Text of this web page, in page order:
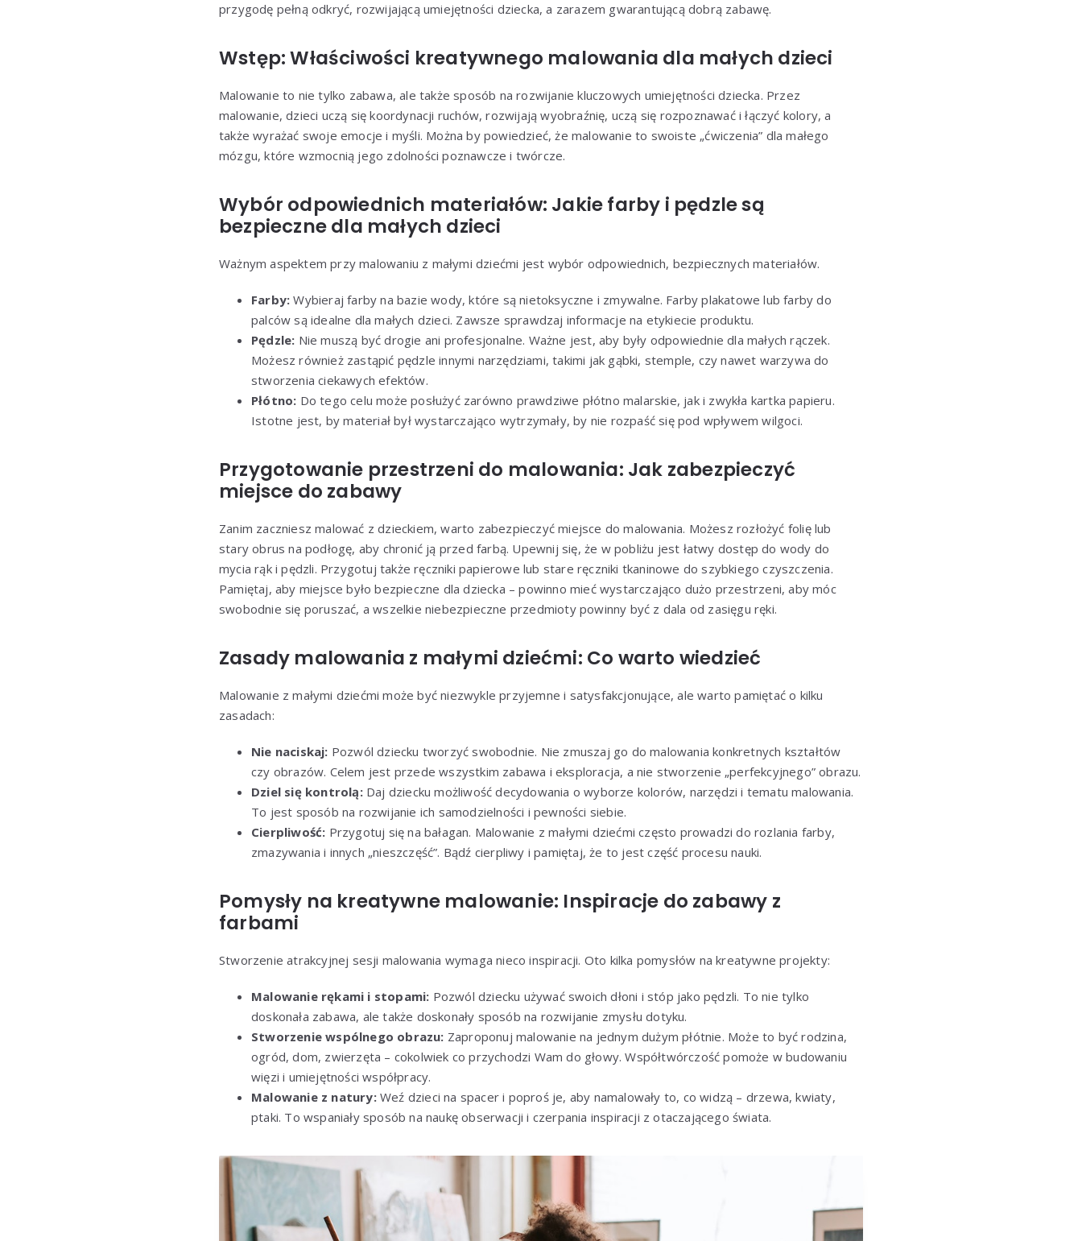
przygodę pełną odkryć, rozwijającą umiejętności dziecka, a zarazem gwarantującą dobrą zabawę.
Wstęp: Właściwości kreatywnego malowania dla małych dzieci
Malowanie to nie tylko zabawa, ale także sposób na rozwijanie kluczowych umiejętności dziecka. Przez
malowanie, dzieci uczą się koordynacji ruchów, rozwijają wyobraźnię, uczą się rozpoznawać i łączyć kolory, a
także wyrażać swoje emocje i myśli. Można by powiedzieć, że malowanie to swoiste „ćwiczenia” dla małego
mózgu, które wzmocnią jego zdolności poznawcze i twórcze.
Wybór odpowiednich materiałów: Jakie farby i pędzle są
bezpieczne dla małych dzieci
Ważnym aspektem przy malowaniu z małymi dziećmi jest wybór odpowiednich, bezpiecznych materiałów.
Farby: Wybieraj farby na bazie wody, które są nietoksyczne i zmywalne. Farby plakatowe lub farby do
palców są idealne dla małych dzieci. Zawsze sprawdzaj informacje na etykiecie produktu.
Pędzle: Nie muszą być drogie ani profesjonalne. Ważne jest, aby były odpowiednie dla małych rączek.
Możesz również zastąpić pędzle innymi narzędziami, takimi jak gąbki, stemple, czy nawet warzywa do
stworzenia ciekawych efektów.
Płótno: Do tego celu może posłużyć zarówno prawdziwe płótno malarskie, jak i zwykła kartka papieru.
Istotne jest, by materiał był wystarczająco wytrzymały, by nie rozpaść się pod wpływem wilgoci.
Przygotowanie przestrzeni do malowania: Jak zabezpieczyć
miejsce do zabawy
Zanim zaczniesz malować z dzieckiem, warto zabezpieczyć miejsce do malowania. Możesz rozłożyć folię lub
stary obrus na podłogę, aby chronić ją przed farbą. Upewnij się, że w pobliżu jest łatwy dostęp do wody do
mycia rąk i pędzli. Przygotuj także ręczniki papierowe lub stare ręczniki tkaninowe do szybkiego czyszczenia.
Pamiętaj, aby miejsce było bezpieczne dla dziecka – powinno mieć wystarczająco dużo przestrzeni, aby móc
swobodnie się poruszać, a wszelkie niebezpieczne przedmioty powinny być z dala od zasięgu ręki.
Zasady malowania z małymi dziećmi: Co warto wiedzieć
Malowanie z małymi dziećmi może być niezwykle przyjemne i satysfakcjonujące, ale warto pamiętać o kilku
zasadach:
Nie naciskaj: Pozwól dziecku tworzyć swobodnie. Nie zmuszaj go do malowania konkretnych kształtów
czy obrazów. Celem jest przede wszystkim zabawa i eksploracja, a nie stworzenie „perfekcyjnego” obrazu.
Dziel się kontrolą:Daj dziecku możliwość decydowania o wyborze kolorów, narzędzi i tematu malowania.
To jest sposób na rozwijanie ich samodzielności i pewności siebie.
Cierpliwość: Przygotuj się na bałagan. Malowanie z małymi dziećmi często prowadzi do rozlania farby,
zmazywania i innych „nieszczęść”. Bądź cierpliwy i pamiętaj, że to jest część procesu nauki.
Pomysły na kreatywne malowanie: Inspiracje do zabawy z
farbami
Stworzenie atrakcyjnej sesji malowania wymaga nieco inspiracji. Oto kilka pomysłów na kreatywne projekty:
Malowanie rękami i stopami: Pozwól dziecku używać swoich dłoni i stóp jako pędzli. To nie tylko
doskonała zabawa, ale także doskonały sposób na rozwijanie zmysłu dotyku.
Stworzenie wspólnego obrazu: Zaproponuj malowanie na jednym dużym płótnie. Może to być rodzina,
ogród, dom, zwierzęta – cokolwiek co przychodzi Wam do głowy. Współtwórczość pomoże w budowaniu
więzi i umiejętności współpracy.
Malowanie z natury:Weź dzieci na spacer i poproś je, aby namalowały to, co widzą – drzewa, kwiaty,
ptaki. To wspaniały sposób na naukę obserwacji i czerpania inspiracji z otaczającego świata.